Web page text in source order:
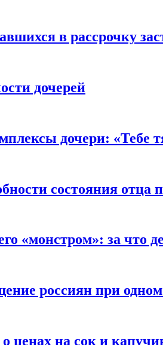
в рассрочку
дочерей
дочери: «Тебе
состояния отца
«монстром»: за что
россиян при
ценах на сок и